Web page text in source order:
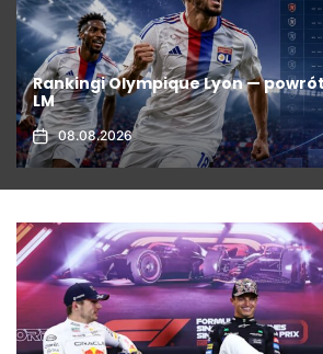
Rankingi VFL Wolfsburg: Bolesny
na powrót
08.08.2026